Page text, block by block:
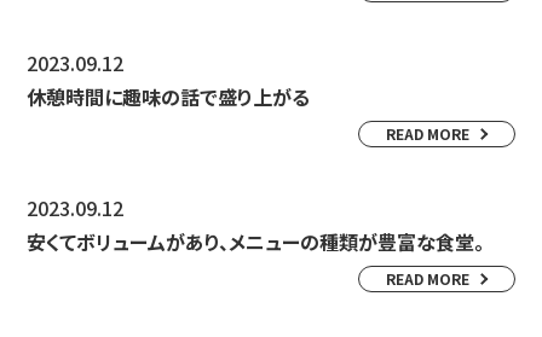
2023.09.12
休憩時間に趣味の話で盛り上がる
READ MORE
2023.09.12
安くてボリュームがあり、メニューの種類が豊富な食堂。
READ MORE